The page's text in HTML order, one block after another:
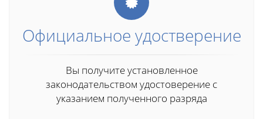
Официальное удостверение
Вы получите установленное
законодательством удостоверение с
указанием полученного разряда